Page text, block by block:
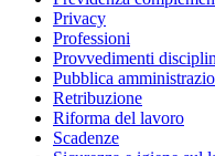
Privacy
Professioni
Provvedimenti
Pubblica
Retribuzione
Riforma del lavoro
Scadenze